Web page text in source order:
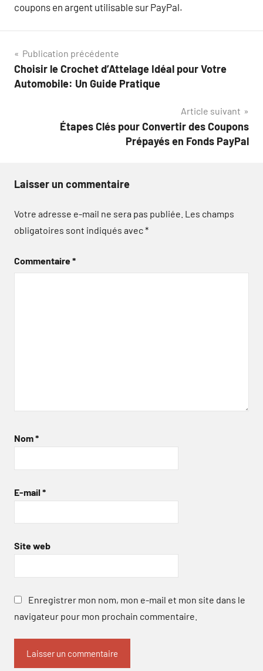
coupons en argent utilisable sur PayPal.
Navigation
de
Publication précédente
Choisir le Crochet d’Attelage Idéal pour Votre
Automobile: Un Guide Pratique
Article suivant
Étapes Clés pour Convertir des Coupons
Prépayés en Fonds PayPal
Laisser un commentaire
Votre adresse e-mail ne sera pas publiée. Les champs
obligatoires sont indiqués avec*
Commentaire*
Nom*
E-mail *
Site web
Enregistrer mon nom, mon e-mail et mon site dans le
navigateur pour mon prochain commentaire.